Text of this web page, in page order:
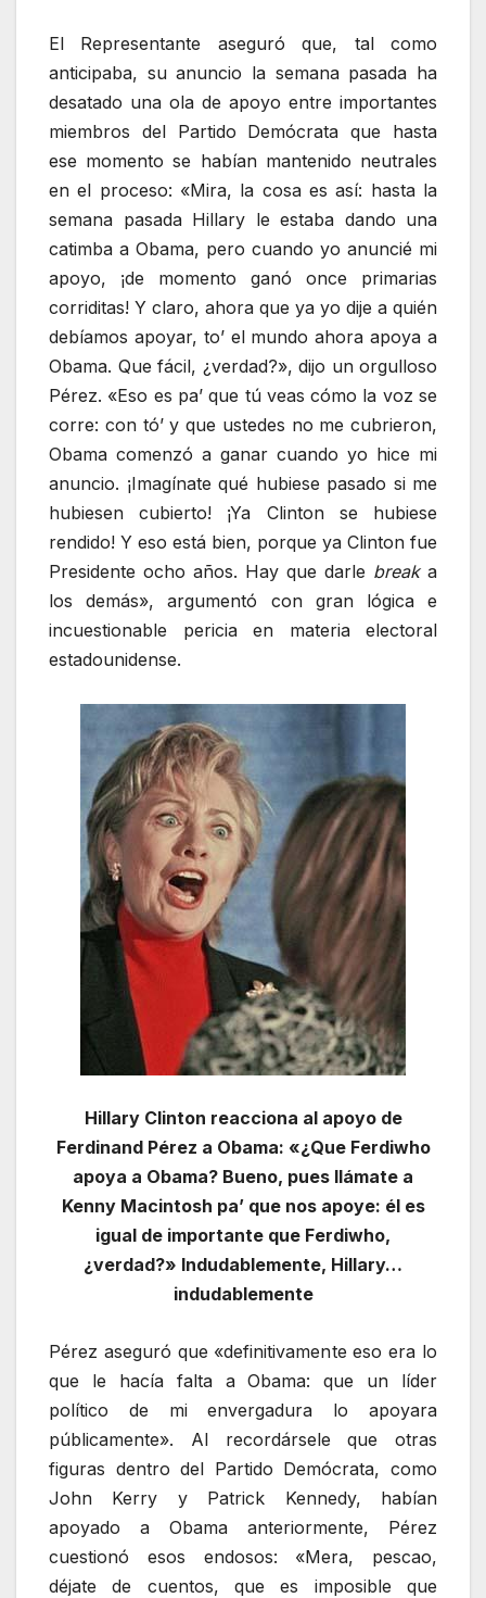
El Representante aseguró que, tal como
anticipaba, su anuncio la semana pasada ha
desatado una ola de apoyo entre importantes
miembros del Partido Demócrata que hasta
ese momento se habían mantenido neutrales
en el proceso: «Mira, la cosa es así: hasta la
semana pasada Hillary le estaba dando una
catimba a Obama, pero cuando yo anuncié mi
apoyo, ¡de momento ganó once primarias
corriditas! Y claro, ahora que ya yo dije a quién
debíamos apoyar, to’ el mundo ahora apoya a
Obama. Que fácil, ¿verdad?», dijo un orgulloso
Pérez. «Eso es pa’ que tú veas cómo la voz se
corre: con tó’ y que ustedes no me cubrieron,
Obama comenzó a ganar cuando yo hice mi
anuncio. ¡Imagínate qué hubiese pasado si me
hubiesen cubierto! ¡Ya Clinton se hubiese
rendido! Y eso está bien, porque ya Clinton fue
Presidente ocho años. Hay que darle breaka
los demás», argumentó con gran lógica e
incuestionable pericia en materia electoral
estadounidense.
Hillary Clinton reacciona al apoyo de
Ferdinand Pérez a Obama: «¿Que Ferdiwho
apoya a Obama? Bueno, pues llámate a
Kenny Macintosh pa’ que nos apoye: él es
igual de importante que Ferdiwho,
¿verdad?» Indudablemente, Hillary…
indudablemente
Pérez aseguró que «definitivamente eso era lo
que le hacía falta a Obama: que un líder
político de mi envergadura lo apoyara
públicamente». Al recordársele que otras
figuras dentro del Partido Demócrata, como
John Kerry y Patrick Kennedy, habían
apoyado a Obama anteriormente, Pérez
cuestionó esos endosos: «Mera, pescao,
déjate de cuentos, que es imposible que